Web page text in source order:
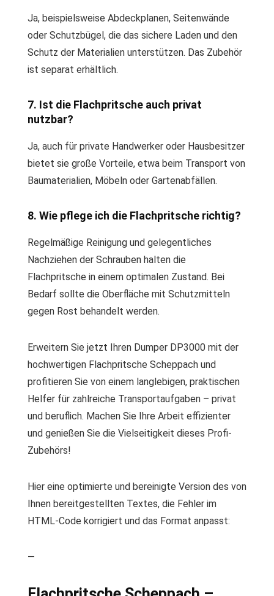
Ja, beispielsweise Abdeckplanen, Seitenwände
oder Schutzbügel, die das sichere Laden und den
Schutz der Materialien unterstützen. Das Zubehör
ist separat erhältlich.
7. Ist die Flachpritsche auch privat
nutzbar?
Ja, auch für private Handwerker oder Hausbesitzer
bietet sie große Vorteile, etwa beim Transport von
Baumaterialien, Möbeln oder Gartenabfällen.
8. Wie pflege ich die Flachpritsche richtig?
Regelmäßige Reinigung und gelegentliches
Nachziehen der Schrauben halten die
Flachpritsche in einem optimalen Zustand. Bei
Bedarf sollte die Oberfläche mit Schutzmitteln
gegen Rost behandelt werden.
Erweitern Sie jetzt Ihren Dumper DP3000 mit der
hochwertigen Flachpritsche Scheppach und
profitieren Sie von einem langlebigen, praktischen
Helfer für zahlreiche Transportaufgaben – privat
und beruflich. Machen Sie Ihre Arbeit effizienter
und genießen Sie die Vielseitigkeit dieses Profi-
Zubehörs!
Hier eine optimierte und bereinigte Version des von
Ihnen bereitgestellten Textes, die Fehler im
HTML-Code korrigiert und das Format anpasst:
—